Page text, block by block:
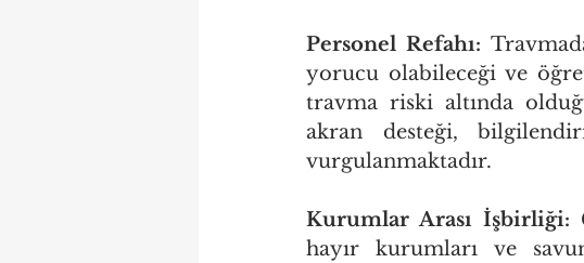
Personel Refahı:
yorucu olabileceği ve
travma riski altında
akran desteği,
vurgulanmaktadır.
Kurumlar Arası İşbirliği:
hayır kurumları ve